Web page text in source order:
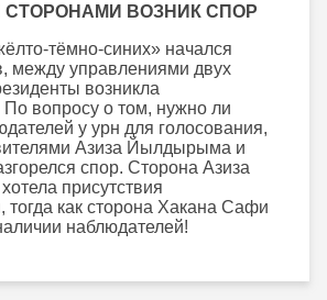
СТОРОНАМИ ВОЗНИК СПОР
тёмно-синих» начался
между управлениями двух
возникла
По вопросу о том, нужно ли
у урн для голосования,
Азиза Йылдырыма и
спор. Сторона Азиза
присутствия
тогда как сторона Хакана Сафи
наблюдателей!